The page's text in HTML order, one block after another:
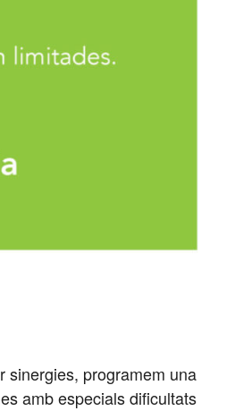
sinergies, programem una
amb especials dificultats